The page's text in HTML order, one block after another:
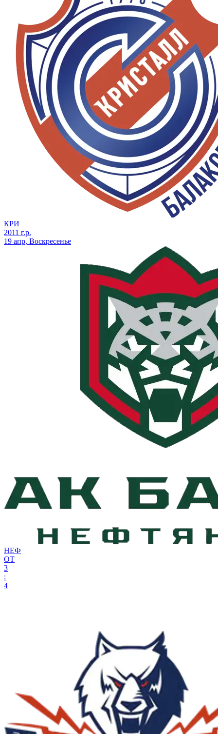
КРИ
2011 г.р.
19 апр, Воскресенье
НЕФ
ОТ
3
:
4